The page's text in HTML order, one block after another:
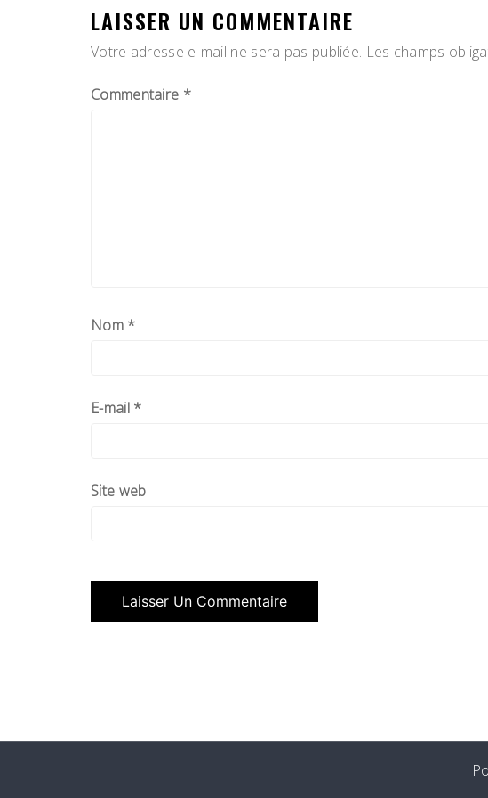
LAISSER UN COMMENTAIRE
Votre adresse e-mail ne sera pas publiée. Les champs
Commentaire *
Nom *
E-mail *
Site web